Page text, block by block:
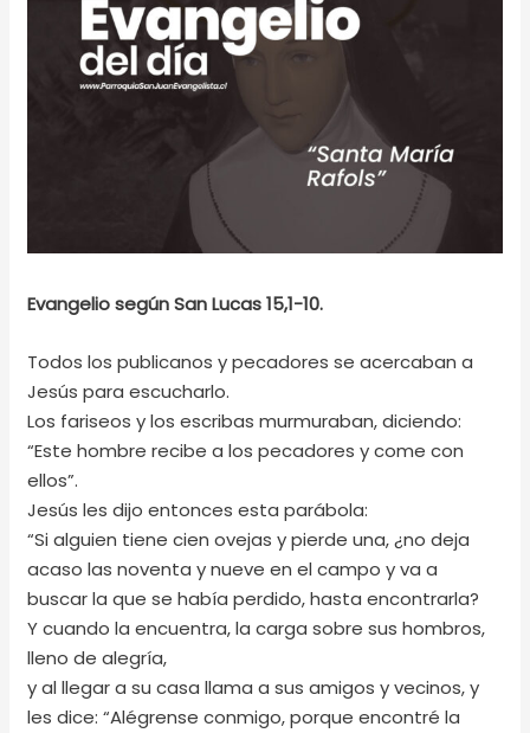
Evangelio según San Lucas 15,1-10.
Todos los publicanos y pecadores se acercaban a
Jesús para escucharlo.
Los fariseos y los escribas murmuraban, diciendo:
“Este hombre recibe a los pecadores y come con
ellos”.
Jesús les dijo entonces esta parábola:
“Si alguien tiene cien ovejas y pierde una, ¿no deja
acaso las noventa y nueve en el campo y va a
buscar la que se había perdido, hasta encontrarla?
Y cuando la encuentra, la carga sobre sus hombros,
lleno de alegría,
y al llegar a su casa llama a sus amigos y vecinos, y
les dice: “Alégrense conmigo, porque encontré la